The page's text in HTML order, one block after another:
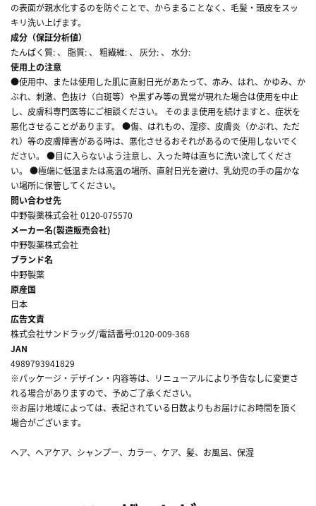
の表面が親水化するのを防ぐことで、からまることなく、毛髪・頭皮をスッ
キリ洗い上げます。
成分（保証分析値）
たんぱく質: 、 脂質: 、 粗繊維: 、 灰分: 、 水分:
使用上の注意
●使用中、または使用した肌に直射日光があたって、赤み、はれ、かゆみ、か
ぶれ、刺激、色抜け（白斑等）や黒ずみ等の異常が現れた場合は使用を中止
し、皮膚科専門医等にご相談ください。 そのまま使用を続けますと、症状を
悪化させることがあります。 ●傷、はれもの、湿疹、皮膚炎（かぶれ、ただ
れ）等の皮膚障害がある時は、悪化させるおそれがあるので使用しないでく
ださい。 ●目に入らないよう注意し、入った時は直ちに洗い流してくださ
い。 ●極端に低温または高温の場所、直射日光を避け、乳幼児の手の届かな
い場所に保管してください。
問い合わせ先
中野製薬株式会社 0120-075570
メーカー名(製造販売会社)
中野製薬株式会社
ブランド名
中野製薬
原産国
日本
広告文責
株式会社サンドラッグ/電話番号:0120-009-368
JAN
4989793941829
※パッケージ・デザイン・内容等は、リニューアルにより予告なしに変更さ
れる場合がありますので、予めご了承ください。
※お届け地域によっては、表記されている日数よりもお届けにお時間を頂く
場合がございます。
ヘア、ヘアケア、シャンプー、カラー、ケア、髪、お風呂、保湿